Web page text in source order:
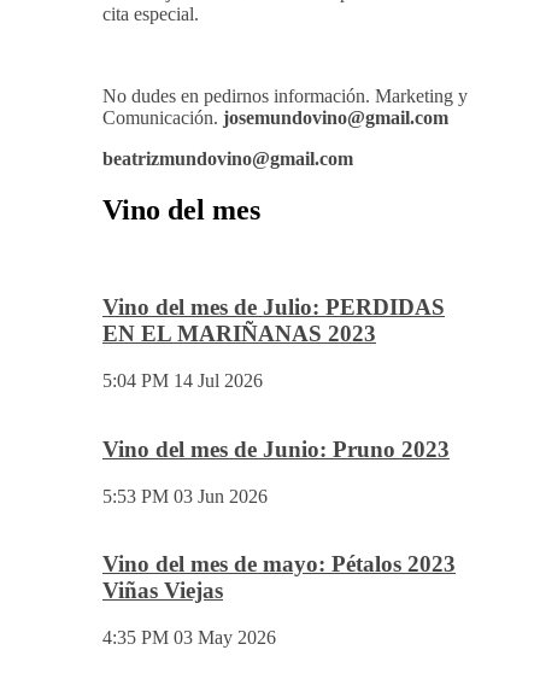
cita especial.
No dudes en pedirnos información. Marketing y
Comunicación. josemundovino@gmail.com
beatrizmundovino@gmail.com
Vino del mes
Vino del mes de Julio: PERDIDAS
EN EL MARIÑANAS 2023
5:04 PM 14 Jul 2026
Vino del mes de Junio: Pruno 2023
5:53 PM 03 Jun 2026
Vino del mes de mayo: Pétalos 2023
Viñas Viejas
4:35 PM 03 May 2026